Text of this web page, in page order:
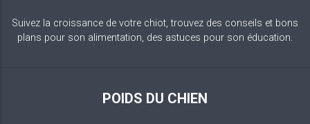
Suivez la croissance de votre chiot, trouvez des conseils et bons
plans pour son alimentation, des astuces pour son éducation.
POIDS DU CHIEN